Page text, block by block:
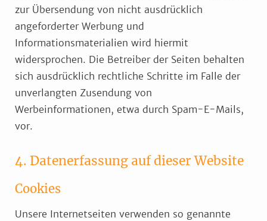
zur Übersendung von nicht ausdrücklich
angeforderter Werbung und
Informationsmaterialien wird hiermit
widersprochen. Die Betreiber der Seiten behalten
sich ausdrücklich rechtliche Schritte im Falle der
unverlangten Zusendung von
Werbeinformationen, etwa durch Spam-E-Mails,
vor.
4. Datenerfassung auf dieser Website
Cookies
Unsere Internetseiten verwenden so genannte